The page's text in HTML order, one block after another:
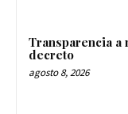
Transparencia a
decreto
agosto 8, 2026